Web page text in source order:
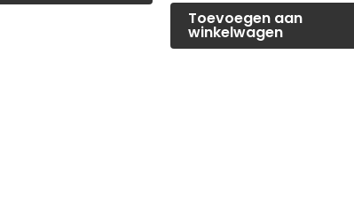
was:
€ 927,00.
is:
€ 664,00.
Toevoegen aan
winkelwagen